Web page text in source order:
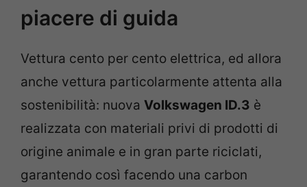
piacere di guida
Vettura cento per cento elettrica, ed allora
anche vettura particolarmente attenta alla
sostenibilità: nuova Volkswagen ID.3 è
realizzata con materiali privi di prodotti di
origine animale e in gran parte riciclati,
garantendo così facendo una carbon